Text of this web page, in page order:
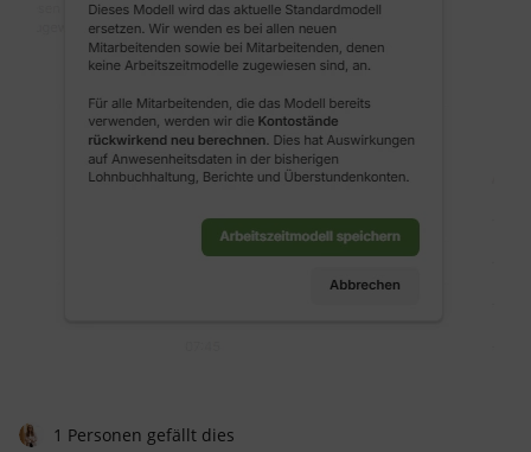
1 Personen gefällt dies